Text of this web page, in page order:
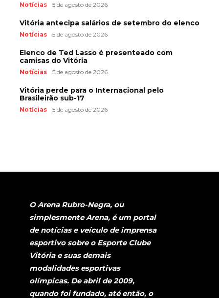
Notícias 5 de agosto de 2026
Vitória antecipa salários de setembro do elenco
Notícias 5 de agosto de 2026
Elenco de Ted Lasso é presenteado com
camisas do Vitória
Notícias 5 de agosto de 2026
Vitória perde para o Internacional pelo
Brasileirão sub-17
Notícias 5 de agosto de 2026
O Arena Rubro-Negra, ou
simplesmente Arena, é um portal
de notícias e veículo de imprensa
esportivo sobre o Esporte Clube
Vitória e suas demais
modalidades esportivas
olímpicas. De abril de 2009,
quando foi fundado, até então, o